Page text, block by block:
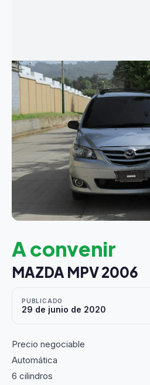
A convenir
MAZDA MPV 2006
PUBLICADO
29 de junio de 2020
Precio negociable
Automática
6 cilindros